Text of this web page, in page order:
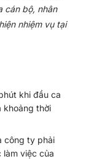
cán bộ, nhân
nhiệm vụ tại
khi đầu ca
khoảng thời
công ty phải
việc của